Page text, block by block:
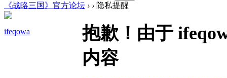
《战略三国》官方论坛 › › 隐私提醒
ifeqowa
抱歉！由于
内容